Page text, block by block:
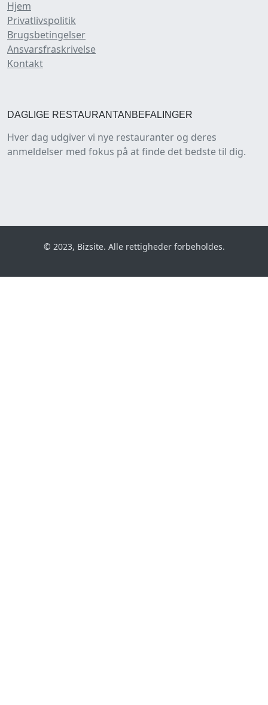
Hjem
Privatlivspolitik
Brugsbetingelser
Ansvarsfraskrivelse
Kontakt
DAGLIGE RESTAURANTANBEFALINGER
Hver dag udgiver vi nye restauranter og deres
anmeldelser med fokus på at finde det bedste til dig.
© 2023, Bizsite. Alle rettigheder forbeholdes.